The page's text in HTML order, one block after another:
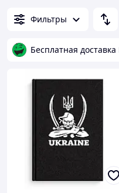
Фильтры
Бесплатная доставка